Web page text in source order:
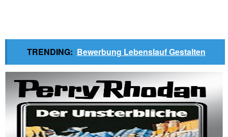
TRENDING: Bewerbung Lebenslauf Gestalten